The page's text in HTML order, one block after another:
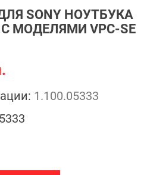
SONY НОУТБУКА
МОДЕЛЯМИ VPC-SE
1.100.05333